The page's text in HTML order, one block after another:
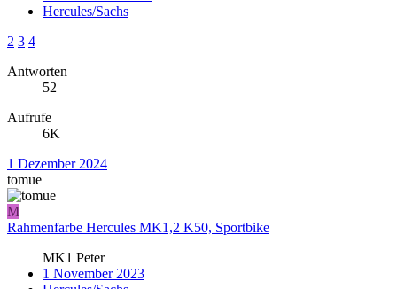
Hercules/Sachs
2 3 4
Antworten
52
Aufrufe
6K
1 Dezember 2024
tomue
M
Rahmenfarbe Hercules MK1,2 K50, Sportbike
MK1 Peter
1 November 2023